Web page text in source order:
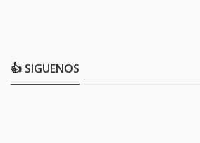
👍 SIGUENOS